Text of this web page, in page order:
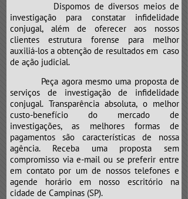
Dispomos de diversos meios de
investigação para constatar infidelidade
conjugal, além de oferecer aos nossos
clientes estrutura forense para melhor
auxiliá-los a obtenção de resultados em caso
de ação judicial.
Peça agora mesmo uma proposta de
serviços de investigação de infidelidade
conjugal. Transparência absoluta, o melhor
custo-benefício do mercado de
investigações, as melhores formas de
pagamentos são características de nossa
agência. Receba uma proposta sem
compromisso via e-mail ou se preferir entre
em contato por um de nossos telefones e
agende horário em nosso escritório na
cidade de Campinas (SP).